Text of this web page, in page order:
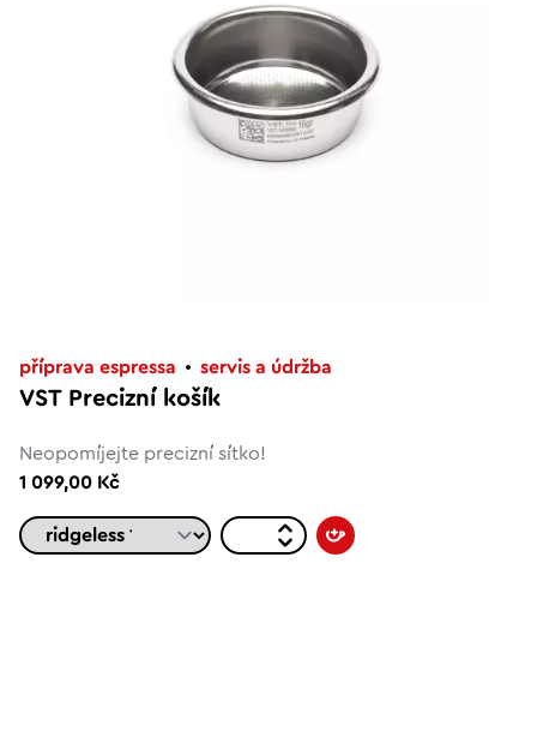
příprava espressa servis a údržba
VST Precizní košík
Neopomíjejte precizní sítko!
1 099,00 Kč